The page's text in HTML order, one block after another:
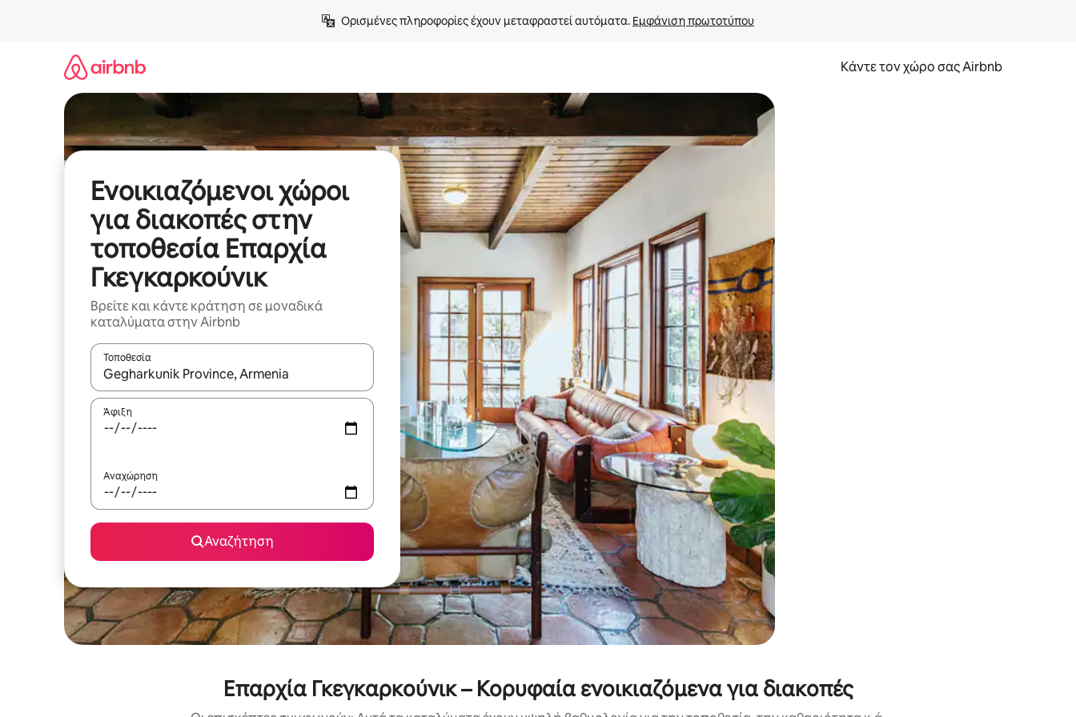
Ορισμένες πληροφορίες έχουν μεταφραστεί αυτόματα. Εμφάνιση πρωτοτύπου
Κάντε τον χώρο σας Airbnb
Ενοικιαζόμενοι χώροι
για διακοπές στην
τοποθεσία Επαρχία
Γκεγκαρκούνικ
Βρείτε και κάντε κράτηση σε μοναδικά
καταλύματα στην Airbnb
Τοποθεσία
Όταν τα αποτελέσματα είναι διαθέσιμα, μπορείτε να πλοηγηθείτε στη σελίδα με τα κουμπιά πάνω και κάτω βέλους, να την εξερευνήσετε με την αφή ή να τη σύρετε με τα δάχτυλα.
Άφιξη
Αναχώρηση
Αναζήτηση
Επαρχία Γκεγκαρκούνικ – Κορυφαία ενοικιαζόμενα για διακοπές